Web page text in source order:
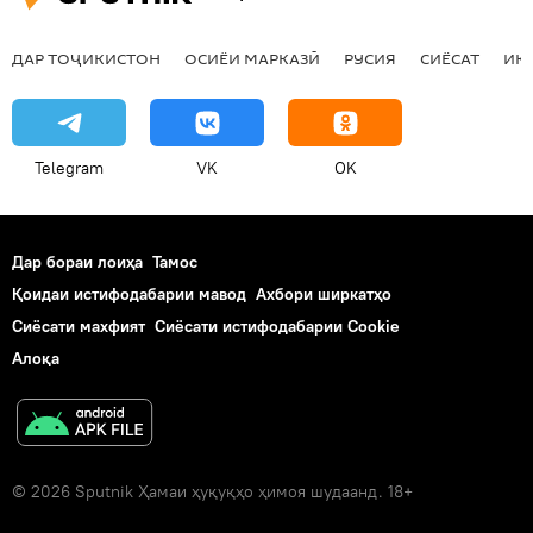
ДАР ТОҶИКИСТОН ОСИЁИ МАРКАЗӢ РУСИЯ СИЁСАТ
Telegram VK OK
Дар бораи лоиҳа Тамос
Қоидаи истифодабарии мавод Ахбори ширкатҳо
Сиёсати махфият Сиёсати истифодабарии Cookie
Алоқа
© 2026 Sputnik Ҳамаи ҳуқуқҳо ҳимоя шудаанд. 18+